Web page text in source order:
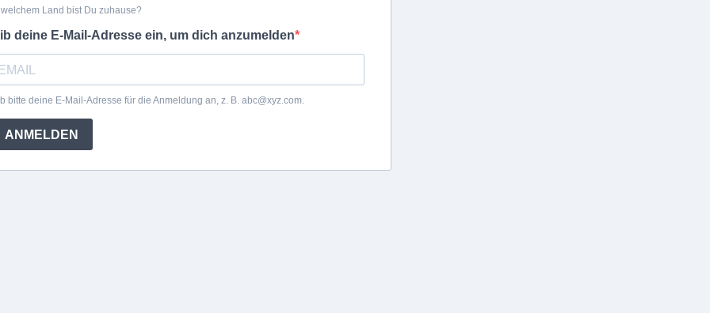
Land bist Du zuhause?
deine E-Mail-Adresse ein, um dich anzumelden
bitte deine E-Mail-Adresse für die Anmeldung an, z. B. abc@xyz.com.
ANMELDEN